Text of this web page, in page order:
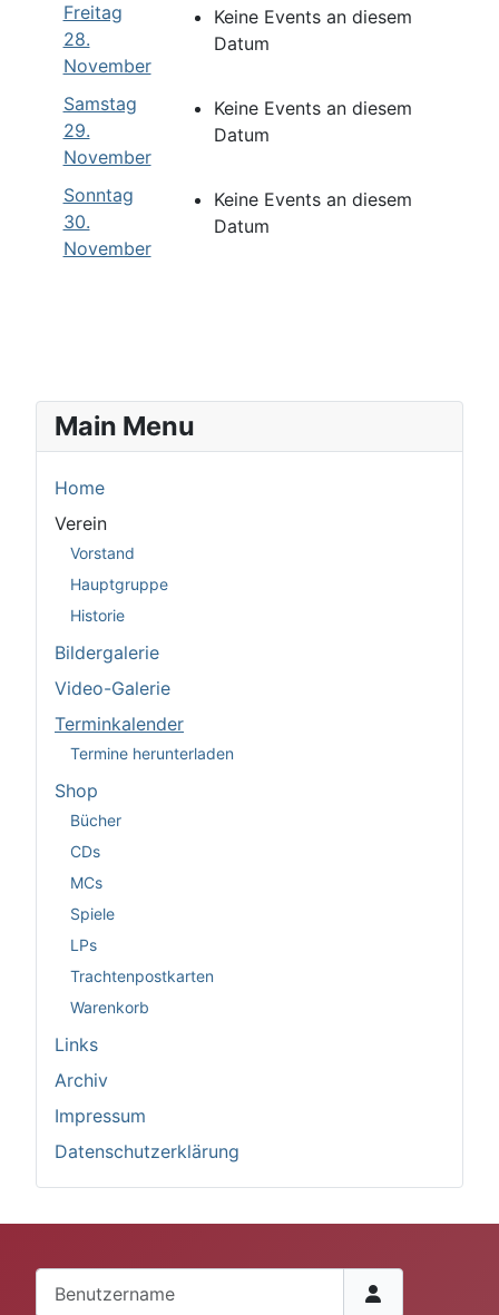
Freitag
28.
November
Keine Events an diesem
Datum
Samstag
29.
November
Keine Events an diesem
Datum
Sonntag
30.
November
Keine Events an diesem
Datum
Main Menu
Home
Verein
Vorstand
Hauptgruppe
Historie
Bildergalerie
Video-Galerie
Terminkalender
Termine herunterladen
Shop
Bücher
CDs
MCs
Spiele
LPs
Trachtenpostkarten
Warenkorb
Links
Archiv
Impressum
Datenschutzerklärung